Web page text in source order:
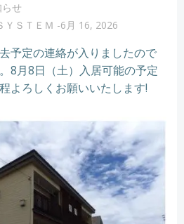
せ
ＳＴＥＭ -6月 16, 2026
予定の連絡が入りましたので
8月8日（土）入居可能の予定
よろしくお願いいたします!